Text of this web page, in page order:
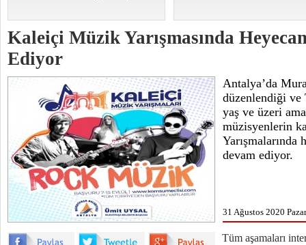
Kaleiçi Müzik Yarışmasında
Ediyor
Antalya’da
düzenlendiği ve
yaş ve üzeri
müzisyenlerin
devam ediyor.
31 Ağustos 2020
Tüm aşamaları